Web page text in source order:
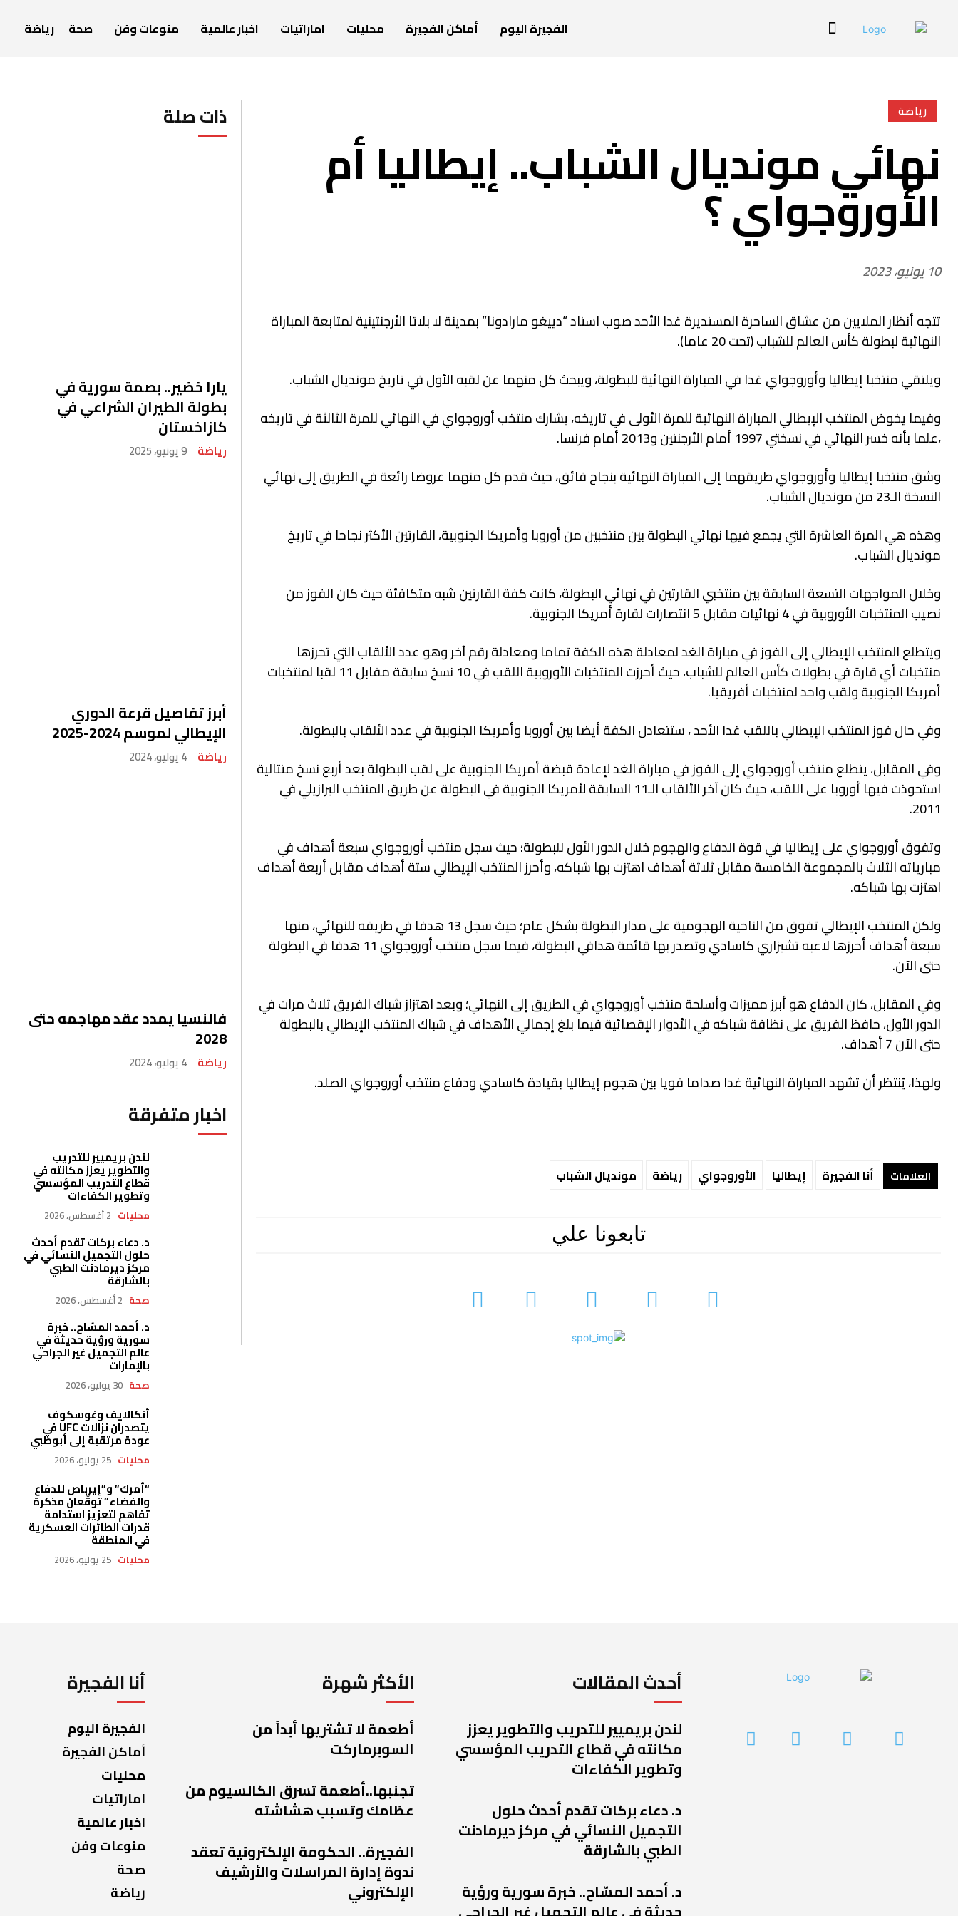
الفجيرة اليوم أماكن الفجيرة محليات اماراتيات اخبار عالمية منوعات وفن صحة رياضة
ذات صلة
يارا خضير.. بصمة سورية في
بطولة الطيران الشراعي في
كازاخستان
رياضة 9 يونيو، 2025
أبرز تفاصيل قرعة الدوري
الإيطالي لموسم 2024-2025
رياضة 4 يوليو، 2024
فالنسيا يمدد عقد مهاجمه حتى
2028
رياضة 4 يوليو، 2024
اخبار متفرقة
لندن بريميير للتدريب
والتطوير يعزز مكانته في
قطاع التدريب المؤسسي
وتطوير الكفاءات
محليات 2 أغسطس، 2026
د. دعاء بركات تقدم أحدث
حلول التجميل النسائي في
مركز ديرمادنت الطبي
بالشارقة
صحة 2 أغسطس، 2026
د. أحمد المسّاح.. خبرة
سورية ورؤية حديثة في
عالم التجميل غير الجراحي
بالإمارات
صحة 30 يوليو، 2026
أنكالايف وغوسكوف
يتصدران نزالات UFC في
عودة مرتقبة إلى أبوظبي
محليات 25 يوليو، 2026
“أمرك” و”إيرباص للدفاع
والفضاء” توقّعان مذكرة
تفاهم لتعزيز استدامة
قدرات الطائرات العسكرية
في المنطقة
محليات 25 يوليو، 2026
رياضة
نهائي مونديال الشباب.. إيطاليا أم
الأوروجواي ؟
10 يونيو، 2023
تتجه أنظار الملايين من عشاق الساحرة المستديرة غدا الأحد صوب استاد “دييغو مارادونا” بمدينة لا بلاتا الأرجنتينية لمتابعة المباراة
النهائية لبطولة كأس العالم للشباب (تحت 20 عاما).
ويلتقي منتخبا إيطاليا وأوروجواي غدا في المباراة النهائية للبطولة، ويبحث كل منهما عن لقبه الأول في تاريخ مونديال الشباب.
وفيما يخوض المنتخب الإيطالي المباراة النهائية للمرة الأولى في تاريخه، يشارك منتخب أوروجواي في النهائي للمرة الثالثة في تاريخه
،علما بأنه خسر النهائي في نسختي 1997 أمام الأرجنتين و2013 أمام فرنسا.
وشق منتخبا إيطاليا وأوروجواي طريقهما إلى المباراة النهائية بنجاح فائق، حيث قدم كل منهما عروضا رائعة في الطريق إلى نهائي
النسخة الـ23 من مونديال الشباب.
وهذه هي المرة العاشرة التي يجمع فيها نهائي البطولة بين منتخبين من أوروبا وأمريكا الجنوبية، القارتين الأكثر نجاحا في تاريخ
مونديال الشباب.
وخلال المواجهات التسعة السابقة بين منتخبي القارتين في نهائي البطولة، كانت كفة القارتين شبه متكافئة حيث كان الفوز من
نصيب المنتخبات الأوروبية في 4 نهائيات مقابل 5 انتصارات لقارة أمريكا الجنوبية.
ويتطلع المنتخب الإيطالي إلى الفوز في مباراة الغد لمعادلة هذه الكفة تماما ومعادلة رقم آخر وهو عدد الألقاب التي تحرزها
منتخبات أي قارة في بطولات كأس العالم للشباب، حيث أحرزت المنتخبات الأوروبية اللقب في 10 نسخ سابقة مقابل 11 لقبا لمنتخبات
أمريكا الجنوبية ولقب واحد لمنتخبات أفريقيا.
وفي حال فوز المنتخب الإيطالي باللقب غدا الأحد ، ستتعادل الكفة أيضا بين أوروبا وأمريكا الجنوبية في عدد الألقاب بالبطولة.
وفي المقابل، يتطلع منتخب أوروجواي إلى الفوز في مباراة الغد لإعادة قبضة أمريكا الجنوبية على لقب البطولة بعد أربع نسخ متتالية
استحوذت فيها أوروبا على اللقب، حيث كان آخر الألقاب الـ11 السابقة لأمريكا الجنوبية في البطولة عن طريق المنتخب البرازيلي في
2011.
وتفوق أوروجواي على إيطاليا في قوة الدفاع والهجوم خلال الدور الأول للبطولة؛ حيث سجل منتخب أوروجواي سبعة أهداف في
مبارياته الثلاث بالمجموعة الخامسة مقابل ثلاثة أهداف اهتزت بها شباكه، وأحرز المنتخب الإيطالي ستة أهداف مقابل أربعة أهداف
اهتزت بها شباكه.
ولكن المنتخب الإيطالي تفوق من الناحية الهجومية على مدار البطولة بشكل عام؛ حيث سجل 13 هدفا في طريقه للنهائي، منها
سبعة أهداف أحرزها لاعبه تشيزاري كاسادي وتصدر بها قائمة هدافي البطولة، فيما سجل منتخب أوروجواي 11 هدفا في البطولة
حتى الآن.
وفي المقابل، كان الدفاع هو أبرز مميزات وأسلحة منتخب أوروجواي في الطريق إلى النهائي؛ وبعد اهتزاز شباك الفريق ثلاث مرات في
الدور الأول، حافظ الفريق على نظافة شباكه في الأدوار الإقصائية فيما بلغ إجمالي الأهداف في شباك المنتخب الإيطالي بالبطولة
حتى الآن 7 أهداف.
ولهذا، يُنتظر أن تشهد المباراة النهائية غدا صداما قويا بين هجوم إيطاليا بقيادة كاسادي ودفاع منتخب أوروجواي الصلد.
العلامات أنا الفجيرة إيطاليا الأوروجواي رياضة مونديال الشباب
تابعونا علي
أنا الفجيرة
الفجيرة اليوم
أماكن الفجيرة
محليات
اماراتيات
اخبار عالمية
منوعات وفن
صحة
رياضة
الأكثر شهرة
أطعمة لا تشتريها أبداً من
السوبرماركت
تجنبها..أطعمة تسرق الكالسيوم من
عظامك وتسبب هشاشته
الفجيرة.. الحكومة الإلكترونية تعقد
ندوة إدارة المراسلات والأرشيف
الإلكتروني
أحدث المقالات
لندن بريميير للتدريب والتطوير يعزز
مكانته في قطاع التدريب المؤسسي
وتطوير الكفاءات
د. دعاء بركات تقدم أحدث حلول
التجميل النسائي في مركز ديرمادنت
الطبي بالشارقة
د. أحمد المسّاح.. خبرة سورية ورؤية